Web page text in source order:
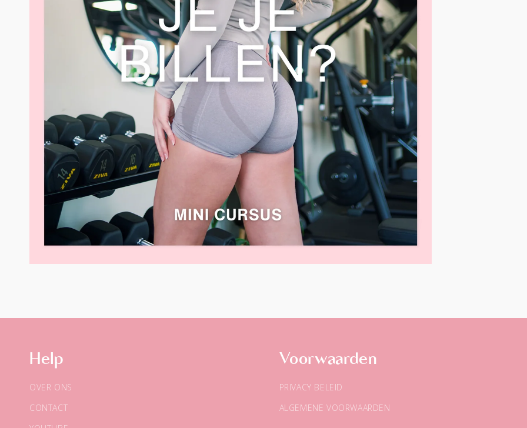
Help
OVER ONS
CONTACT
Voorwaarden
PRIVACY BELEID
ALGEMENE VOORWAARDEN